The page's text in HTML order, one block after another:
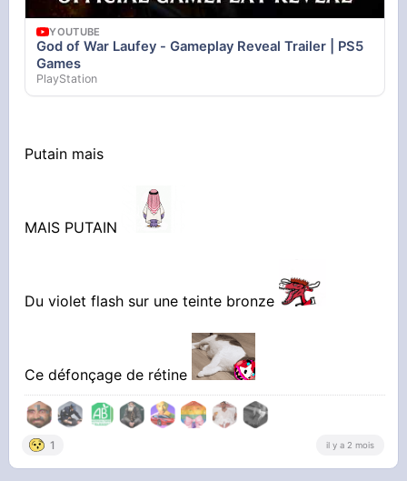
YOUTUBE
God of War Laufey - Gameplay Reveal Trailer | PS5
Games
PlayStation
Putain mais
MAIS PUTAIN
Du violet flash sur une teinte bronze
Ce défonçage de rétine
1 il y a 2 mois